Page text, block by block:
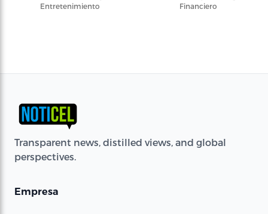
Entretenimiento
Financiero
Transparent news, distilled views, and global
perspectives.
Empresa